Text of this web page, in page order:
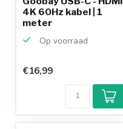
4K 60Hz kabel | 1
meter
Op voorraad
€16,99